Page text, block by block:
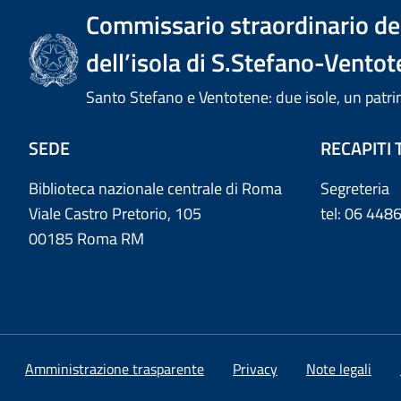
Commissario straordinario
dell’isola di S.Stefano-
Santo Stefano e Ventotene: due isole, un
SEDE
Biblioteca nazionale centrale di Roma
Viale Castro Pretorio, 105
00185 Roma RM
RECAPITI
Segreteria
tel: 06
Amministrazione trasparente Privacy Note legali